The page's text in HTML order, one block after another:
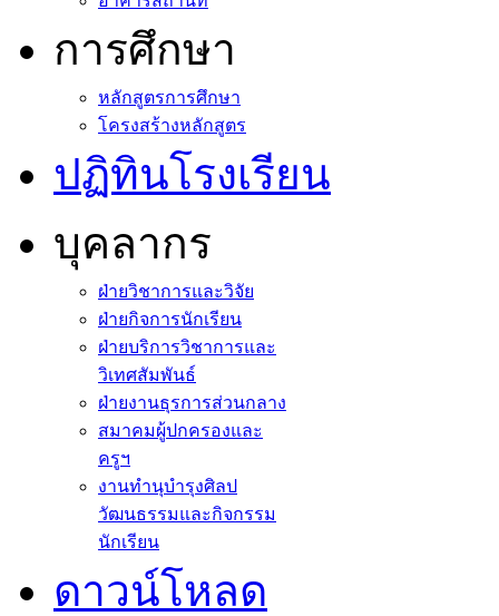
การศึกษา
หลักสูตรการศึกษา
โครงสร้างหลักสูตร
ปฏิทินโรงเรียน
บุคลากร
ฝ่ายวิชาการและวิจัย
ฝ่ายกิจการนักเรียน
ฝ่ายบริการวิชาการและ
วิเทศสัมพันธ์
ฝ่ายงานธุรการส่วนกลาง
สมาคมผู้ปกครองและ
ครูฯ
งานทำนุบำรุงศิลป
วัฒนธรรมและกิจกรรม
นักเรียน
ดาวน์โหลด